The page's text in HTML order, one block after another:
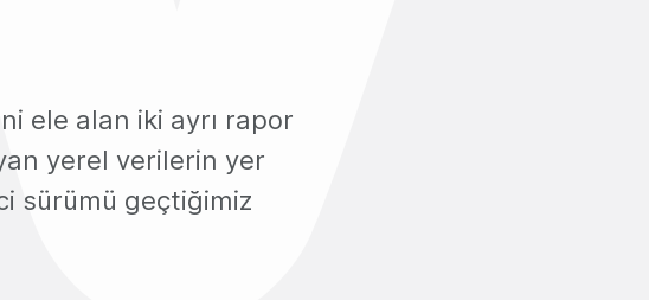
ele alan iki ayrı rapor
yerel verilerin yer
sürümü geçtiğimiz